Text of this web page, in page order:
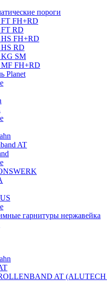
пороги
FT FH+RD
FT RD
HS FH+RD
HS RD
KG SM
MF FH+RD
Planet
AT
гарнитуры нержавейка
AT (ALUTECH